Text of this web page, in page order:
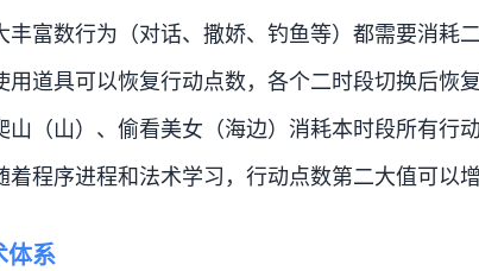
丰富数行为（对话、撒娇、钓鱼等）都需要消耗二
用道具可以恢复行动点数，各个二时段切换后恢
山（山）、偷看美女（海边）消耗本时段所有行
着程序进程和法术学习，行动点数第二大值可以增
体系